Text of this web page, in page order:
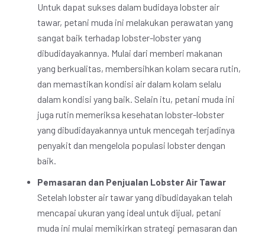
Untuk dapat sukses dalam budidaya lobster air
tawar, petani muda ini melakukan perawatan yang
sangat baik terhadap lobster-lobster yang
dibudidayakannya. Mulai dari memberi makanan
yang berkualitas, membersihkan kolam secara rutin,
dan memastikan kondisi air dalam kolam selalu
dalam kondisi yang baik. Selain itu, petani muda ini
juga rutin memeriksa kesehatan lobster-lobster
yang dibudidayakannya untuk mencegah terjadinya
penyakit dan mengelola populasi lobster dengan
baik.
Pemasaran dan Penjualan Lobster Air Tawar
Setelah lobster air tawar yang dibudidayakan telah
mencapai ukuran yang ideal untuk dijual, petani
muda ini mulai memikirkan strategi pemasaran dan